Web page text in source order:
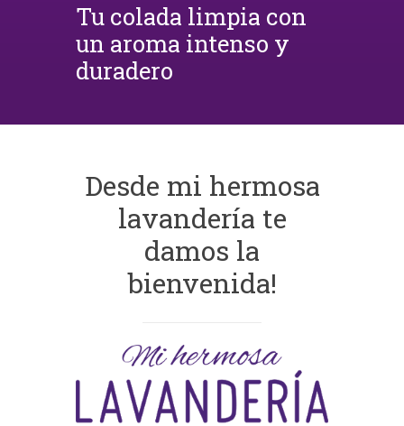
Tu colada limpia con
un aroma intenso y
duradero
Desde mi hermosa
lavandería te
damos la
bienvenida!